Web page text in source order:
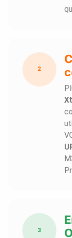
2
3